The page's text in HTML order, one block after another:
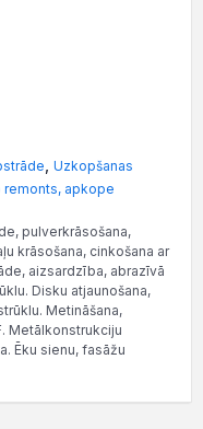
Uzkopšanas
remonts, apkope
pulverkrāsošana,
krāsošana, cinkošana ar
aizsardzība, abrazīvā
Disku atjaunošana,
Metināšana,
Metālkonstrukciju
Ēku sienu, fasāžu